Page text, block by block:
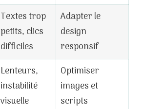
Textes trop
petits, clics
difficiles
Adapter le
design
responsif
Lenteurs,
instabilité
visuelle
Optimiser
images et
scripts